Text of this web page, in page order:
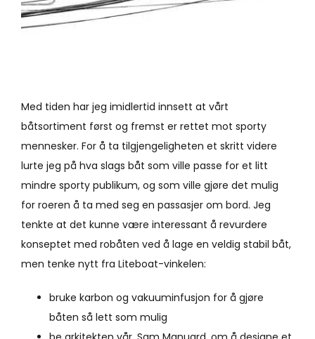
Med tiden har jeg imidlertid innsett at vårt
båtsortiment først og fremst er rettet mot sporty
mennesker. For å ta tilgjengeligheten et skritt videre
lurte jeg på hva slags båt som ville passe for et litt
mindre sporty publikum, og som ville gjøre det mulig
for roeren å ta med seg en passasjer om bord. Jeg
tenkte at det kunne være interessant å revurdere
konseptet med robåten ved å lage en veldig stabil båt,
men tenke nytt fra Liteboat-vinkelen:
bruke karbon og vakuuminfusjon for å gjøre
båten så lett som mulig